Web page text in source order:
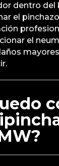
dentro del
el
el